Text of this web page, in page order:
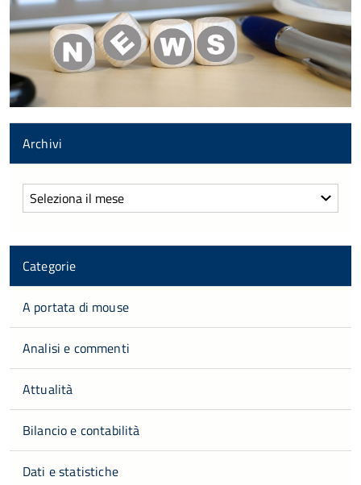
Archivi
Archivi
Categorie
A portata di mouse
Analisi e commenti
Attualità
Bilancio e contabilità
Dati e statistiche